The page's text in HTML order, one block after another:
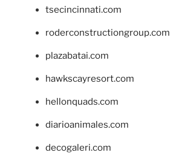
tsecincinnati.com
roderconstructiongroup.com
plazabatai.com
hawkscayresort.com
hellonquads.com
diarioanimales.com
decogaleri.com